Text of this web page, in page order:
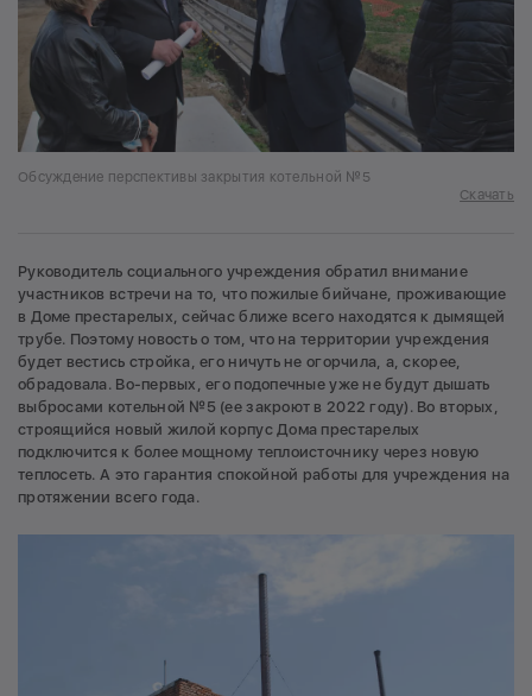
Обсуждение перспективы закрытия котельной №5
Скачать
Руководитель социального учреждения обратил внимание
участников встречи на то, что пожилые бийчане, проживающие
в Доме престарелых, сейчас ближе всего находятся к дымящей
трубе. Поэтому новость о том, что на территории учреждения
будет вестись стройка, его ничуть не огорчила, а, скорее,
обрадовала. Во-первых, его подопечные уже не будут дышать
выбросами котельной №5 (ее закроют в 2022 году). Во вторых,
строящийся новый жилой корпус Дома престарелых
подключится к более мощному теплоисточнику через новую
теплосеть. А это гарантия спокойной работы для учреждения на
протяжении всего года.